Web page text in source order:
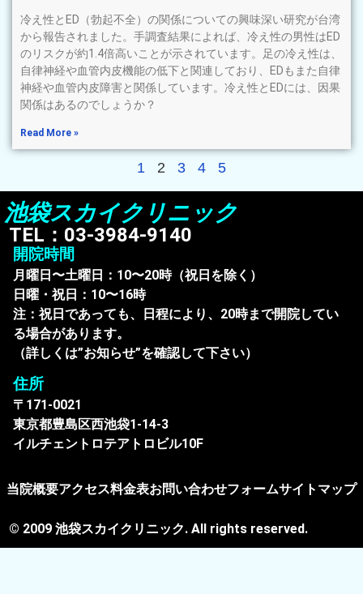
冷え性とED（勃起不全）の関係についての興味深い研究が台湾
から報告されました。手調査結果によれば、冷え性の男性はED
のリスクが約1.4倍高いことが示されています。足の冷え性は、
自律神経や血管内皮機能の低下と関連しており、EDもまた自律
神経や血管内皮障害と関係しています。冷え性とEDには、因果
関係はあるのでしょうか？
Read More »
1 2 3 4 5
池袋スカイクリニック
TEL：03-3984-9140
開院時間
月曜日〜土曜日：10〜20時（祝日を除く）
日曜・祝日：10〜16時
注：祝日であっても、日程により、20時まで開院してい
る場合があります。
（詳しくは”お知らせ”を確認して下さい）
住所
〒171-0021
東京都豊島区西池袋1-14-3
イルチェントロテアトロビル10F
当院概要アクセス料金表お問い合わせフォームサイトマップ
© 2009 池袋スカイクリニック. All rights reserved.